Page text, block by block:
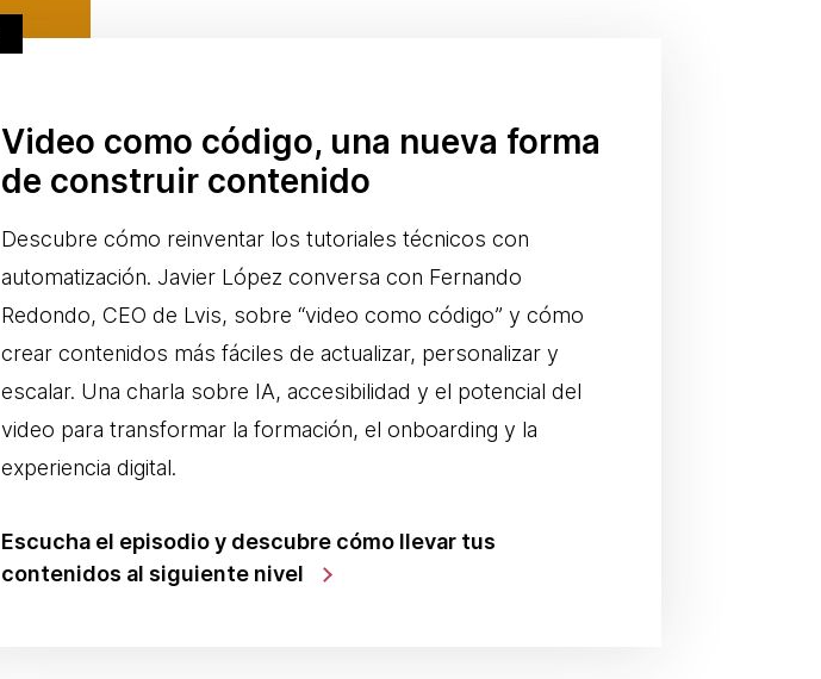
Video como código, una nueva forma
de construir contenido
Descubre cómo reinventar los tutoriales técnicos con
automatización. Javier López conversa con Fernando
Redondo, CEO de Lvis, sobre “video como código” y cómo
crear contenidos más fáciles de actualizar, personalizar y
escalar. Una charla sobre IA, accesibilidad y el potencial del
video para transformar la formación, el onboarding y la
experiencia digital.
Escucha el episodio y descubre cómo llevar tus
contenidos al siguiente nivel